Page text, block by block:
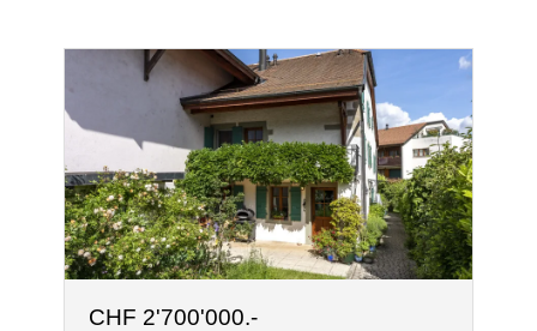
CHF 2'700'000.-